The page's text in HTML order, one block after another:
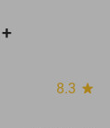
8.3 star